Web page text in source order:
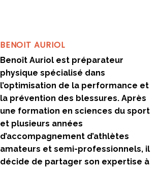
BENOIT AURIOL
Benoît Auriol est préparateur
physique spécialisé dans
l’optimisation de la performance et
la prévention des blessures. Après
une formation en sciences du sport
et plusieurs années
d’accompagnement d’athlètes
amateurs et semi-professionnels, il
décide de partager son expertise à